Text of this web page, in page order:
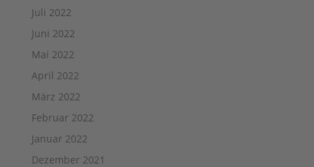
Juli 2022
Juni 2022
Mai 2022
April 2022
März 2022
Februar 2022
Januar 2022
Dezember 2021